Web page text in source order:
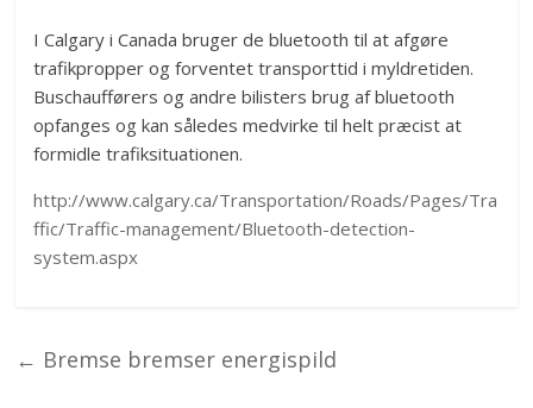
I Calgary i Canada bruger de bluetooth til at afgøre
trafikpropper og forventet transporttid i myldretiden.
Buschaufførers og andre bilisters brug af bluetooth
opfanges og kan således medvirke til helt præcist at
formidle trafiksituationen.
http://www.calgary.ca/Transportation/Roads/Pages/Tra
ffic/Traffic-management/Bluetooth-detection-
system.aspx
← Bremse bremser energispild